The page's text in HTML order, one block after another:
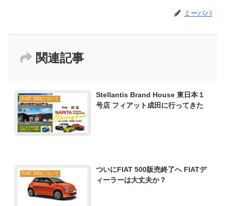
ミーパパ
関連記事
FIAT 500について
Stellantis Brand House 東日本１
号店 フィアット成田に行ってきた
FIAT 500について
ついにFIAT 500販売終了へ FIATデ
ィーラーは大丈夫か？